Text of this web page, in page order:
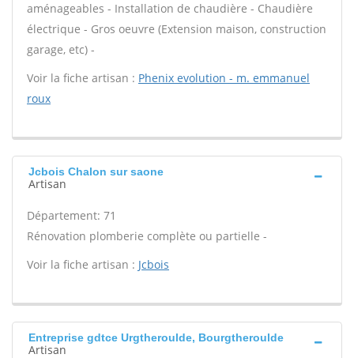
aménageables - Installation de chaudière - Chaudière
électrique - Gros oeuvre (Extension maison, construction
garage, etc) -
Voir la fiche artisan : Phenix evolution - m. emmanuel
roux
Jcbois Chalon sur saone
Artisan
Département: 71
Rénovation plomberie complète ou partielle -
Voir la fiche artisan : Jcbois
Entreprise gdtce Urgtheroulde, Bourgtheroulde
Artisan